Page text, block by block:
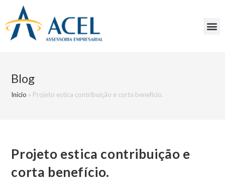
Blog
Início » Projeto estica contribuição e corta benefício.
Projeto estica contribuição e
corta benefício.